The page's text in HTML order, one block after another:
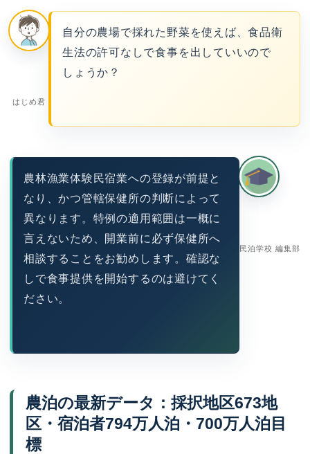
はじめ君
自分の農場で採れた野菜を使えば、食品衛
生法の許可なしで食事を出していいので
しょうか？
民泊学校 編集部
農林漁業体験民宿業への登録が前提と
なり、かつ管轄保健所の判断によって
異なります。特例の適用範囲は一概に
言えないため、開業前に必ず保健所へ
相談することをお勧めします。確認な
しで食事提供を開始するのは避けてく
ださい。
農泊の最新データ：採択地区673地
区・宿泊者794万人泊・700万人泊目
標